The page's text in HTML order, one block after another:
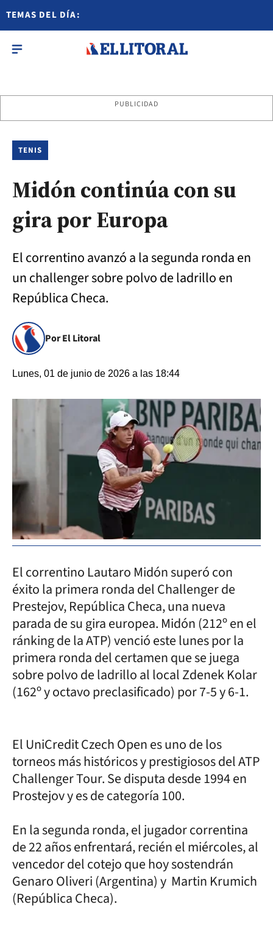
TEMAS DEL DÍA:
PUBLICIDAD
TENIS
Midón continúa con su
gira por Europa
El correntino avanzó a la segunda ronda en
un challenger sobre polvo de ladrillo en
República Checa.
Por El Litoral
Lunes, 01 de junio de 2026 a las 18:44
El correntino Lautaro Midón superó con
éxito la primera ronda del Challenger de
Prestejov, República Checa, una nueva
parada de su gira europea. Midón (212º en el
ránking de la ATP) venció este lunes por la
primera ronda del certamen que se juega
sobre polvo de ladrillo al local Zdenek Kolar
(162º y octavo preclasificado) por 7-5 y 6-1.
El UniCredit Czech Open es uno de los
torneos más históricos y prestigiosos del ATP
Challenger Tour. Se disputa desde 1994 en
Prostejov y es de categoría 100.
En la segunda ronda, el jugador correntina
de 22 años enfrentará, recién el miércoles, al
vencedor del cotejo que hoy sostendrán
Genaro Oliveri (Argentina) y Martin Krumich
(República Checa).